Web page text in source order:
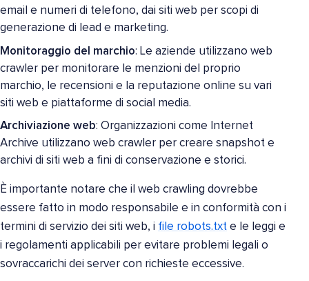
email e numeri di telefono, dai siti web per scopi di
generazione di lead e marketing.
Monitoraggio del marchio: Le aziende utilizzano web
crawler per monitorare le menzioni del proprio
marchio, le recensioni e la reputazione online su vari
siti web e piattaforme di social media.
Archiviazione web: Organizzazioni come Internet
Archive utilizzano web crawler per creare snapshot e
archivi di siti web a fini di conservazione e storici.
È importante notare che il web crawling dovrebbe
essere fatto in modo responsabile e in conformità con i
termini di servizio dei siti web, i file robots.txt e le leggi e
i regolamenti applicabili per evitare problemi legali o
sovraccarichi dei server con richieste eccessive.